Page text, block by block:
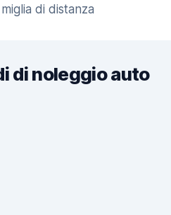
di distanza
di noleggio auto